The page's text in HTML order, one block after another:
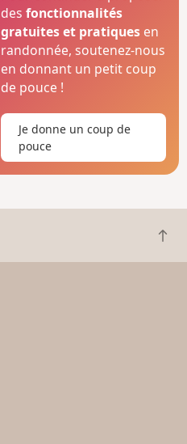
desfonctionnalités
gratuites et pratiques en
randonnée, soutenez-nous
en donnant un petit coup
de pouce !
Je donne un coup de
pouce
R
e